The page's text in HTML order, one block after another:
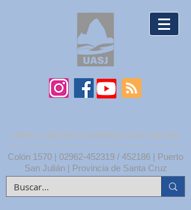
UNPA | UNIDAD ACADÉMICA SAN JULIÁN
Colón 1570 | 02962-452319 / 452186 | Puerto
San Julián | Provincia de Santa Cruz